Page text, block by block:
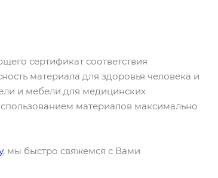
сертификат соответствия
материала для здоровья человека и
и мебели для медицинских
материалов максимально
, мы быстро свяжемся с Вами